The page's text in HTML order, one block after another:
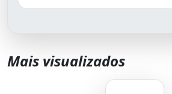
Mais visualizados